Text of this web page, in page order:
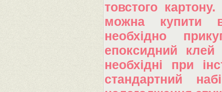
товстого
можна купити в
необхідно
епоксидний
необхідні при
стандартний